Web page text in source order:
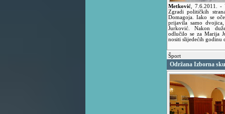
Metković ,7.6.2011.-
Zgradi političkih
Domagoja. Iako se
prijavila samo
Jurković. Nakon
odlučilo se za Marija
nositi slijedećih godinu
Šport
Održana Izborna